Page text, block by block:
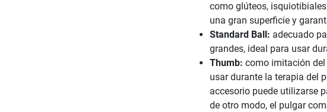
como glúteos,
una gran superficie y
Standard Ball: adecuado
grandes, ideal para usar
Thumb: como imitación
usar durante la terapia del
accesorio puede utilizarse
de otro modo, el pulgar